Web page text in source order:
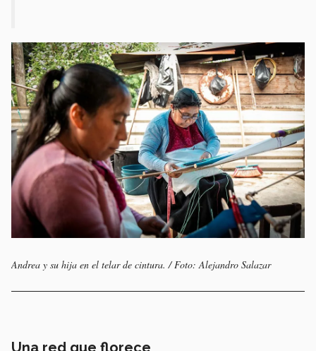
Andrea y su hija en el telar de cintura. / Foto: Alejandro Salazar